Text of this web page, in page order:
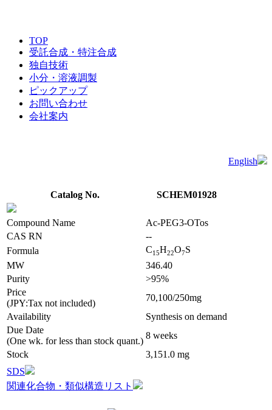
TOP
受託合成・特注合成
独自技術
小分・溶液調製
ピックアップ
お問い合わせ
会社案内
English
Catalog No. SCHEM01928
Compound Name
Ac-PEG3-OTos
CAS RN
--
Formula
C15H22O7S
MW
346.40
Purity
>95%
Price
(JPY:Tax not included)
70,100/250mg
Availability
Synthesis on demand
Due Date
(One wk. for less than stock quant.)
8 weeks
Stock
3,151.0 mg
SDS
関連化合物・類似構造リスト